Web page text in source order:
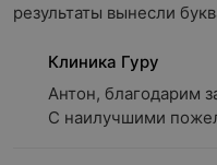
результаты вынесли
Клиника Гуру
Антон, благодарим
С наилучшими